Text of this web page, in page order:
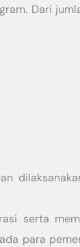
Dari
serta
para